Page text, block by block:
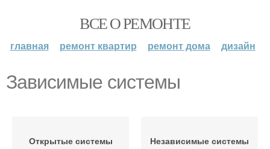
ВСЕ О РЕМОНТЕ
главная ремонт квартир ремонт дома дизайн
Зависимые системы
Открытые системы Независимые системы